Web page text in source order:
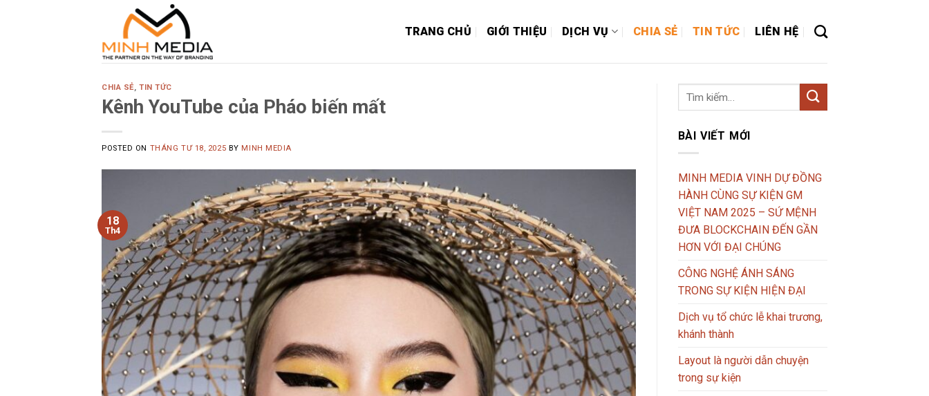
TRANG CHỦ GIỚI THIỆU DỊCH VỤ CHIA SẺ TIN TỨC LIÊN HỆ
CHIA SẺ,TIN TỨC
Kênh YouTube của Pháo biến mất
POSTED ON THÁNG TƯ 18, 2025 BY MINH MEDIA
18
Th4
BÀI VIẾT MỚI
MINH MEDIA VINH DỰ ĐỒNG
HÀNH CÙNG SỰ KIỆN GM
VIỆT NAM 2025 – SỨ MỆNH
ĐƯA BLOCKCHAIN ĐẾN GẦN
HƠN VỚI ĐẠI CHÚNG
CÔNG NGHỆ ÁNH SÁNG
TRONG SỰ KIỆN HIỆN ĐẠI
Dịch vụ tổ chức lễ khai trương,
khánh thành
Layout là người dẫn chuyện
trong sự kiện